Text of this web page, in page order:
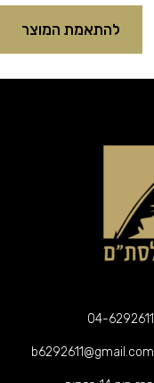
להתאמת המוצר
04-6292611
b6292611@gmail.com